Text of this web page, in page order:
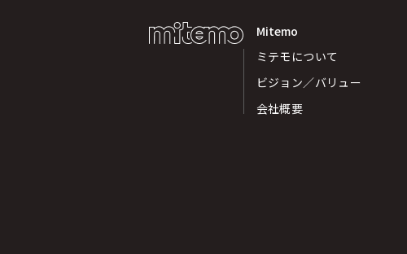
Mitemo
ミテモについて
ビジョン／バリュー
会社概要